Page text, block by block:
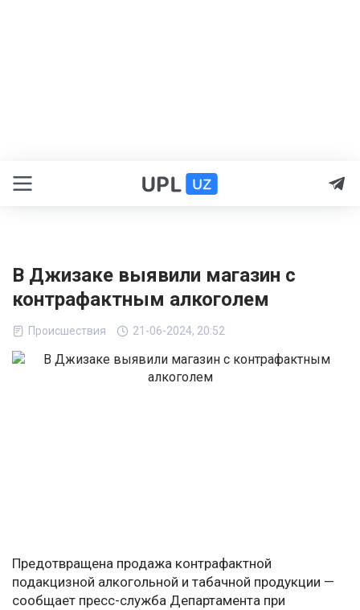
В Джизаке выявили магазин с
контрафактным алкоголем
Происшествия 21-06-2024, 20:52
Предотвращена продажа контрафактной
подакцизной алкогольной и табачной продукции —
сообщает пресс-служба Департамента при